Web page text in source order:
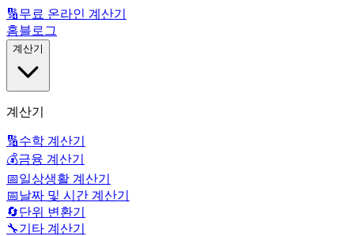
🔢무료 온라인 계산기
홈블로그
계산기
계산기
🔢수학 계산기
💰금융 계산기
📅일상생활 계산기
📅날짜 및 시간 계산기
🔄단위 변환기
🔧기타 계산기